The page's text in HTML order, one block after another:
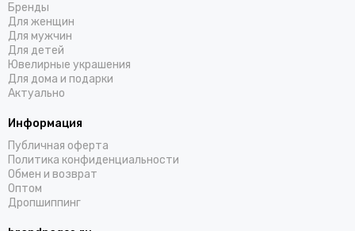
Бренды
Для женщин
Для мужчин
Для детей
Ювелирные украшения
Для дома и подарки
Актуально
Информация
Публичная оферта
Политика конфиденциальности
Обмен и возврат
Оптом
Дропшиппинг